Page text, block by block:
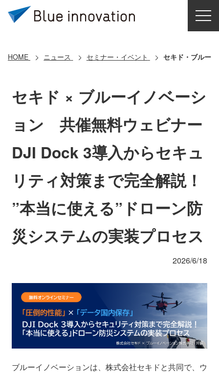
導入事例
コアテクノロジー
クラウドモビリティ研究所
会社情報 ニュース
資料ダウンロード
IR情報 English
HOME ニュース セミナー・イベント セキド・ブルー
セキド × ブルーイノベーシ
ョン 共催無料ウェビナー
DJI Dock 3導入からセキュ
リティ対策まで完全解説！
”本当に使える”ドローン防
災システムの実装プロセス
2026/6/18
ブルーイノベーションは、株式会社セキドと共同で、ウ